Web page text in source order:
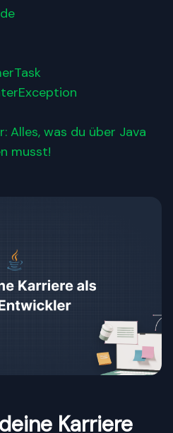
Alles, was du über Java
musst!
Karriere